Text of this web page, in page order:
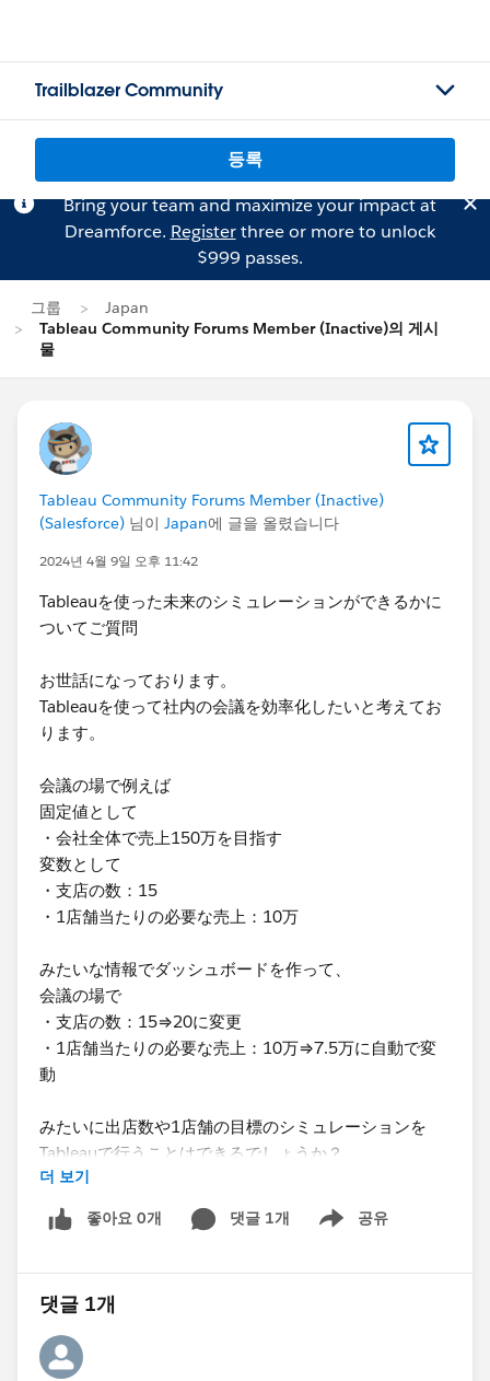
Trailblazer Community
등록
Bring your team and maximize your impact at
Dreamforce. Registerthree or more to unlock
$999 passes.
그룹
Japan
Tableau Community Forums Member (Inactive)의 게시
물
Tableau Community Forums Member (Inactive)
(Salesforce) 님이 Japan에 글을 올렸습니다
2024년 4월 9일 오후 11:42
Tableauを使った未来のシミュレーションができるかに
ついてご質問
お世話になっております。
Tableauを使って社内の会議を効率化したいと考えてお
ります。
会議の場で例えば
固定値として
・会社全体で売上150万を目指す
変数として
・支店の数：15
・1店舗当たりの必要な売上：10万
みたいな情報でダッシュボードを作って、
会議の場で
・支店の数：15⇒20に変更
・1店舗当たりの必要な売上：10万⇒7.5万に自動で変
動
みたいに出店数や1店舗の目標のシミュレーションを
Tableauで行うことはできるでしょうか？
「支店の数を変更する」みたいな機能が見つけられず質
問です。
더 보기
좋아요 0개 댓글 1개 공유
Show menu
댓글 1개